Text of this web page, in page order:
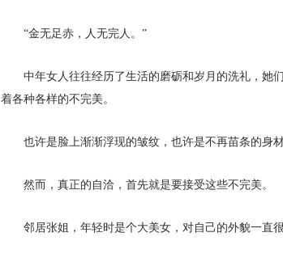
“金无足赤，人无完人。”
中年女人往往经历了生活的磨砺和岁月的洗礼，她
着各种各样的不完美。
也许是脸上渐渐浮现的皱纹，也许是不再苗条的身
然而，真正的自洽，首先就是要接受这些不完美。
邻居张姐，年轻时是个大美女，对自己的外貌一直很